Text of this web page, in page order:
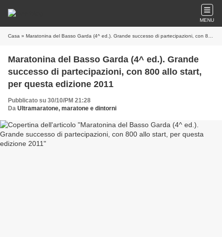
MENU
Casa » Maratonina del Basso Garda (4^ ed.). Grande successo di partecipazioni, con 800 allo start, per questa edizione 2011
Maratonina del Basso Garda (4^ ed.). Grande
successo di partecipazioni, con 800 allo start,
per questa edizione 2011
Pubblicato su 30/10/PM 21:28
Da Ultramaratone, maratone e dintorni